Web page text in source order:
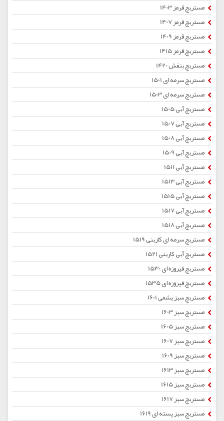
مستربچ قرمز 1403
مستربچ قرمز 1407
مستربچ قرمز 1409
مستربچ قرمز 1415
مستربچ بنفش 1420
مستربچ سرمه ای 1501
مستربچ سرمه ای 1503
مستربچ آبی 1505
مستربچ آبی 1507
مستربچ آبی 1508
مستربچ آبی 1509
مستربچ آبی 1511
مستربچ آبی 1513
مستربچ آبی 1515
مستربچ آبی 1517
مستربچ آبی 1518
مستربچ سرمه ای کاربنی 1519
مستربچ آبی کاربنی 1521
مستربچ فیروزه ای 1530
مستربچ فیروزه ای 1535
مستربچ سبز یشمی 1601
مستربچ سبز 1603
مستربچ سبز 1605
مستربچ سبز 1607
مستربچ سبز 1609
مستربچ سبز 1613
مستربچ سبز 1615
مستربچ سبز 1617
مستربچ سبز پسته ای 1619